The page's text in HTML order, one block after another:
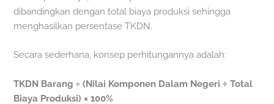
dibandingkan dengan total biaya produksi sehingga
menghasilkan persentase TKDN.
Secara sederhana, konsep perhitungannya adalah:
TKDN Barang = (Nilai Komponen Dalam Negeri ÷ Total
Biaya Produksi) × 100%